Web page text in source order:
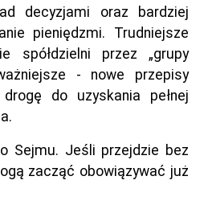
decyzjami oraz bardziej
pieniędzmi. Trudniejsze
spółdzielni przez „grupy
- nowe przepisy
do uzyskania pełnej
Sejmu. Jeśli przejdzie bez
zacząć obowiązywać już